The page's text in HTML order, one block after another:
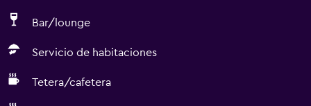
Bar/lounge
Servicio de habitaciones
Tetera/cafetera